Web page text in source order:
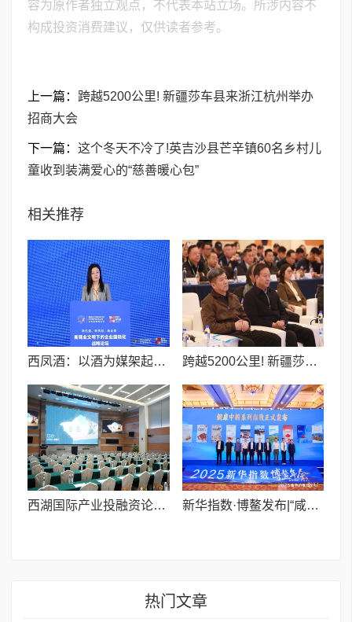
容为原作者独立观点，不代表本站立场。所涉内容不
构成投资消费建议，仅供读者参考。
上一篇： 跨越5200公里! 新疆莎车县来浙江杭州举办
招商大会
下一篇： 这个冬天不冷了!英吉沙县芒辛镇60名乡村儿
童收到装满爱心的“慈善暖心包”
相关推荐
西凤酒：以酒为媒架起中外交流桥梁 跨越5200公里! 新疆莎车县来浙江杭州举办招商大会
西湖国际产业投融资论坛圆满落幕 聚焦“青年创业+她力量”,资智共融点燃创新引擎 新华指数·博鳌发布|“咸阳茯茶”价格指数博鳌亮相 为产业发展注入“数据动能”
热门文章